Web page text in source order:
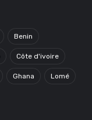
Benin
Côte d'ivoire
Ghana Lomé